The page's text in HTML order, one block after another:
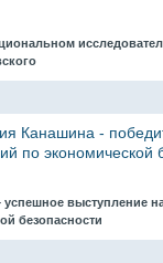
Канашина -
по экономической
выступление
безопасности